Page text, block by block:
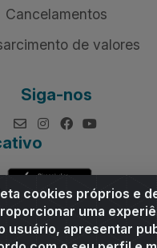
cookies próprios e
uma
usuário, apresentar
Cancelamentos
de valores
Siga-nos